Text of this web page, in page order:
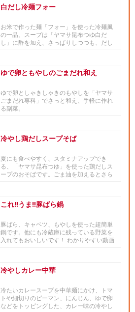
白だし冷麺フォー
お米で作った麺「フォー」を使った冷麺風
の一品。スープは「ヤマサ昆布つゆ白だ
し」に酢を加え、さっぱりしつつも、だし
ゆで卵ともやしのごまだれ和え
ゆで卵としゃきしゃきのもやしを「ヤマサ
ごまだれ専科」でさっと和え、手軽に作れ
る副菜。
冷やし鶏だしスープそば
夏にも食べやすく、スタミナアップでき
る、「ヤマサ昆布つゆ」を使った鶏だしス
ープのおそばです。ごま油を加えるとさら
これ‼うま‼豚ばら鍋
豚ばら、キャベツ、もやしを使った超簡単
鍋です。他にも冷蔵庫に残っている野菜を
入れてもおいしいです！ わかりやすい動画
冷やしカレー中華
冷たいカレースープを中華麺にかけ、トマ
トや細切りのピーマン、にんじん、ゆで卵
などをトッピングした、カレー味の冷やし